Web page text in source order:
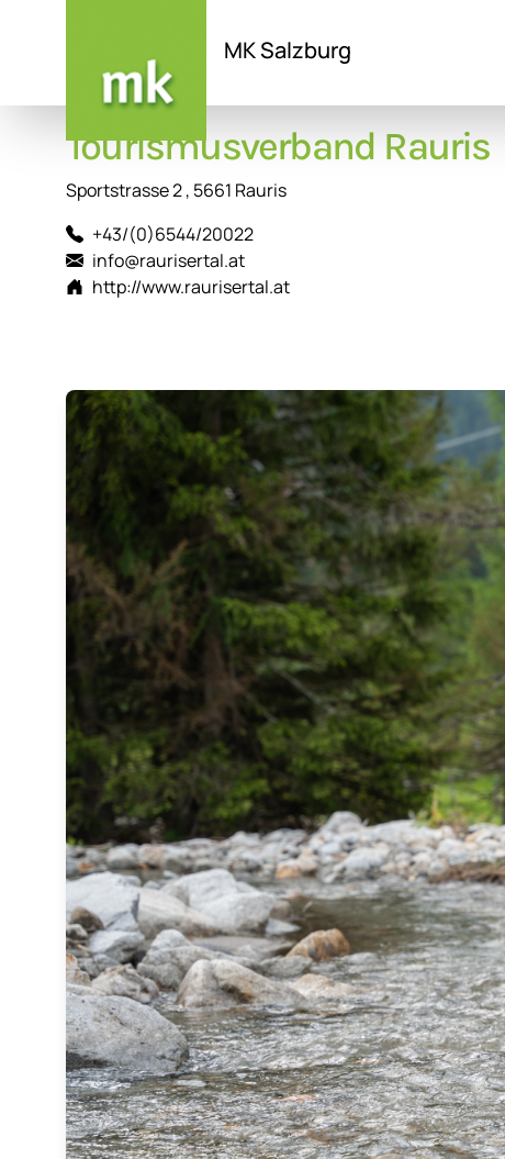
MK Salzburg
Tourismusverband Rauris
Sportstrasse 2 , 5661 Rauris
+43/(0)6544/20022
info@raurisertal.at
http://www.raurisertal.at